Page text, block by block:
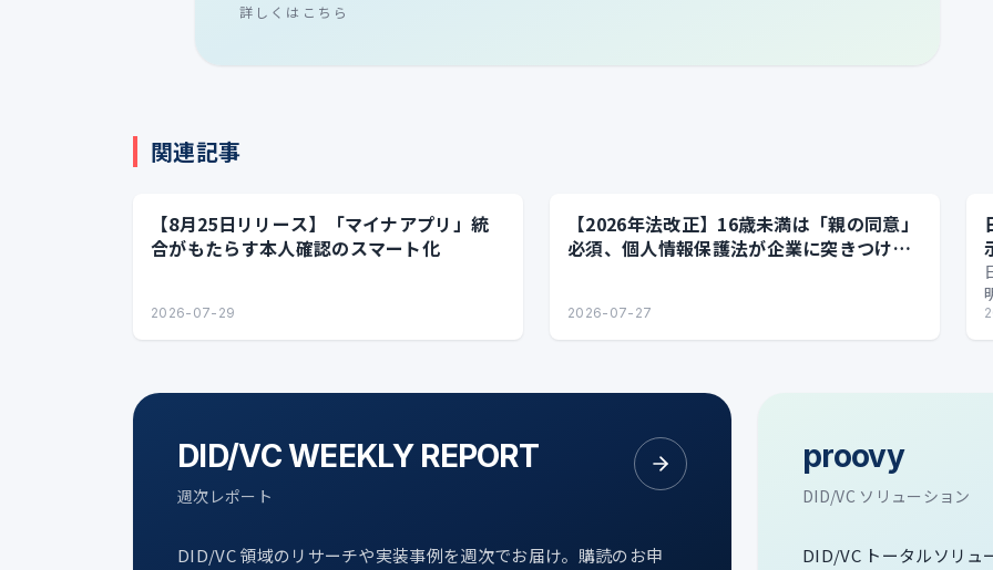
詳しくはこちら
関連記事
【8月25日リリース】「マイナアプリ」統
合がもたらす本人確認のスマート化
2026-07-29
【2026年法改正】16歳未満は「親の同意」
必須、個人情報保護法が企業に突きつける
2026-07-27
DID/VC WEEKLY REPORT
週次レポート
DID/VC 領域のリサーチや実装事例を週次でお届け。購読のお申
proovy
DID/VC ソリューション
DID/VC トータルソリ